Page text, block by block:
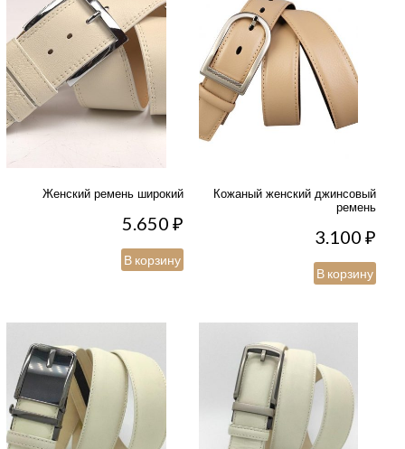
Женский ремень широкий
5.650₽
В корзину
Кожаный женский джинсовый
ремень
3.100₽
В корзину